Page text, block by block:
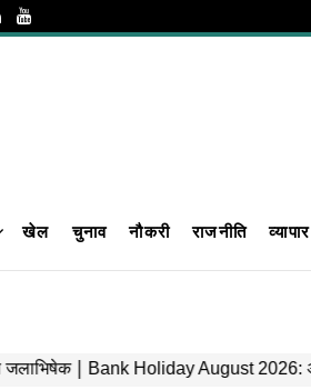
खेल चुनाव नौकरी राजनीति व्यापार